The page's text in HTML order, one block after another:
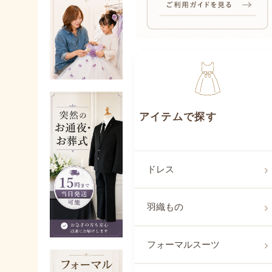
アイテムで探
ドレス
羽織もの
フォーマルスーツ